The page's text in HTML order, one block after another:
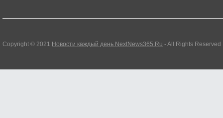
Copyright © 2021 Новости каждый день NextNews365.Ru - All Rights Reserved